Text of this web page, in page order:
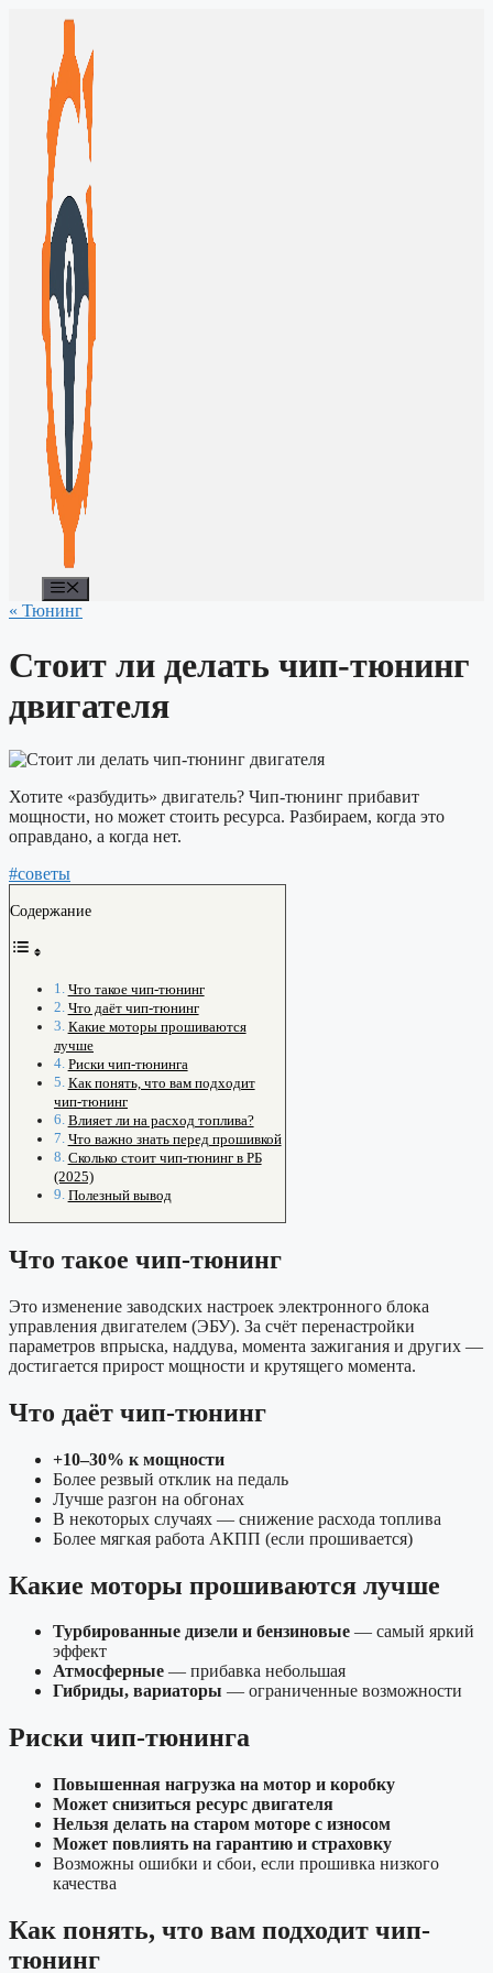
Перейти
содержимому
« Тюнинг
Стоит ли делать чип-тюнинг
двигателя
Хотите «разбудить» двигатель? Чип-тюнинг прибавит
мощности, но может стоить ресурса. Разбираем, когда это
оправдано, а когда нет.
#советы
Содержание
Что такое чип-тюнинг
Что даёт чип-тюнинг
Какие моторы прошиваются
лучше
Риски чип-тюнинга
Как понять, что вам подходит
чип-тюнинг
Влияет ли на расход топлива?
Что важно знать перед прошивкой
Сколько стоит чип-тюнинг в РБ
(2025)
Полезный вывод
Что такое чип-тюнинг
Это изменение заводских настроек электронного блока
управления двигателем (ЭБУ). За счёт перенастройки
параметров впрыска, наддува, момента зажигания и других —
достигается прирост мощности и крутящего момента.
Что даёт чип-тюнинг
+10–30% к мощности
Более резвый отклик на педаль
Лучше разгон на обгонах
В некоторых случаях — снижение расхода топлива
Более мягкая работа АКПП (если прошивается)
Какие моторы прошиваются лучше
Турбированные дизели и бензиновые — самый яркий
эффект
Атмосферные — прибавка небольшая
Гибриды, вариаторы — ограниченные возможности
Риски чип-тюнинга
Повышенная нагрузка на мотор и коробку
Может снизиться ресурс двигателя
Нельзя делать на старом моторе с износом
Может повлиять на гарантию и страховку
Возможны ошибки и сбои, если прошивка низкого
качества
Как понять, что вам подходит чип-
тюнинг